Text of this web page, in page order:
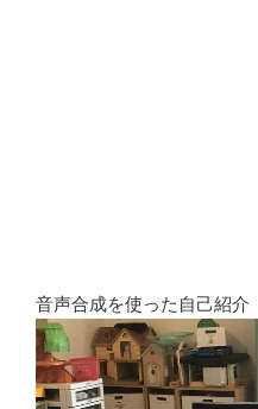
音声合成を使った自己紹介